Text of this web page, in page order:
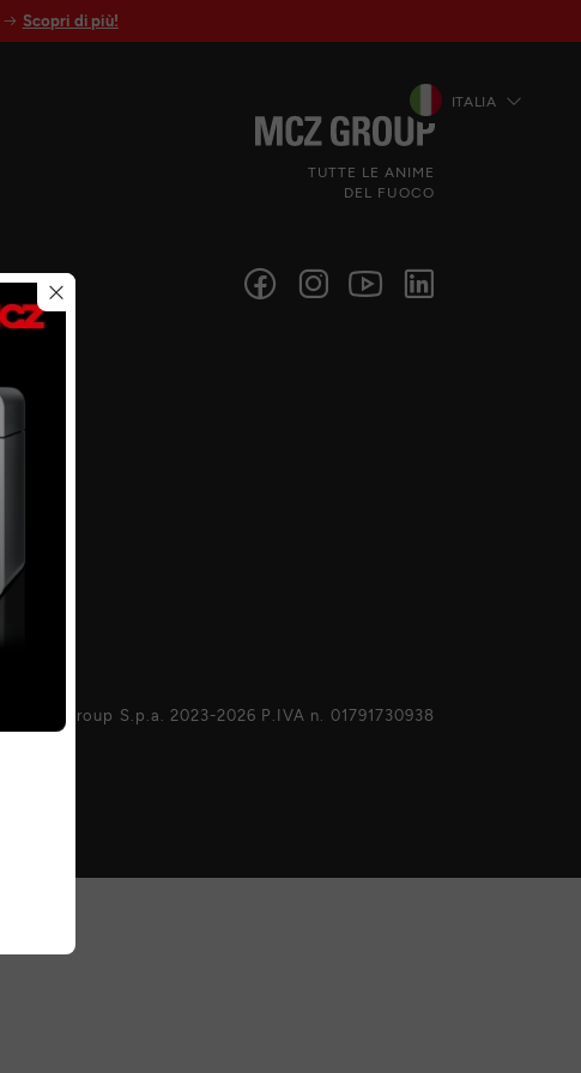
Scopri di più!
ITALIA
TUTTE LE ANIME
DEL FUOCO
© MCZ Group S.p.a. 2023-2026 P.IVA n. 01791730938